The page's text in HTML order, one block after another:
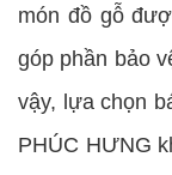
món đồ gỗ
góp phần bảo
vậy, lựa chọn
PHÚC HƯNG